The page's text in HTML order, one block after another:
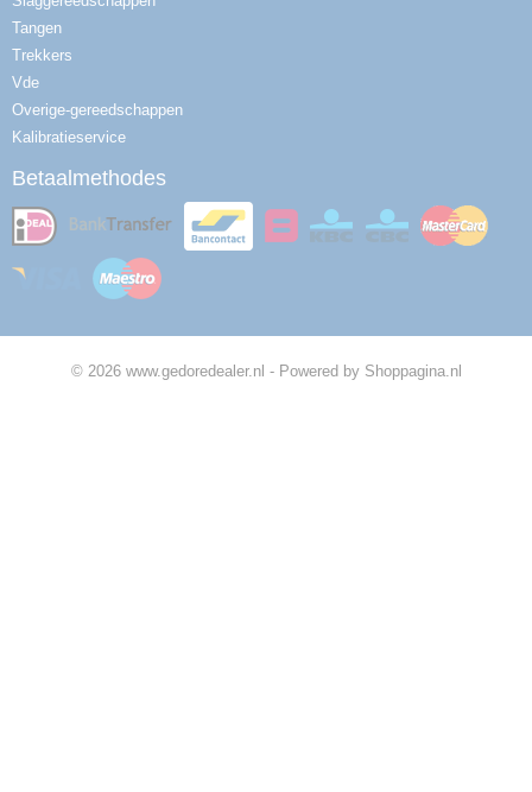
Tangen
Trekkers
Vde
Overige-gereedschappen
Kalibratieservice
Betaalmethodes
© 2026 www.gedoredealer.nl - Powered by Shoppagina.nl